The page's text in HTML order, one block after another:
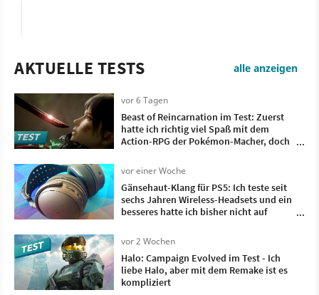
AKTUELLE TESTS alle anzeigen
vor 6 Tagen
Beast of Reincarnation im Test: Zuerst
hatte ich richtig viel Spaß mit dem
Action-RPG der Pokémon-Macher, doch
vorbei ist
vor einer Woche
Gänsehaut-Klang für PS5: Ich teste seit
sechs Jahren Wireless-Headsets und ein
besseres hatte ich bisher nicht auf
vor 2 Wochen
Halo: Campaign Evolved im Test - Ich
liebe Halo, aber mit dem Remake ist es
kompliziert